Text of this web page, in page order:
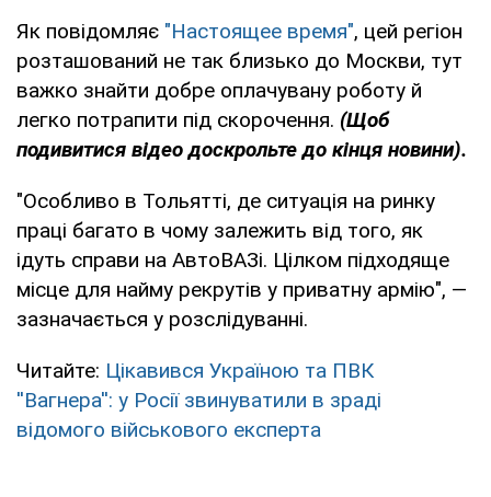
Як повідомляє "Настоящее время", цей регіон
розташований не так близько до Москви, тут
важко знайти добре оплачувану роботу й
легко потрапити під скорочення. (Щоб
подивитися відео доскрольте до кінця новини).
"Особливо в Тольятті, де ситуація на ринку
праці багато в чому залежить від того, як
ідуть справи на АвтоВАЗі. Цілком підходяще
місце для найму рекрутів у приватну армію", —
зазначається у розслідуванні.
Читайте: Цікавився Україною та ПВК
''Вагнера'': у Росії звинуватили в зраді
відомого військового експерта